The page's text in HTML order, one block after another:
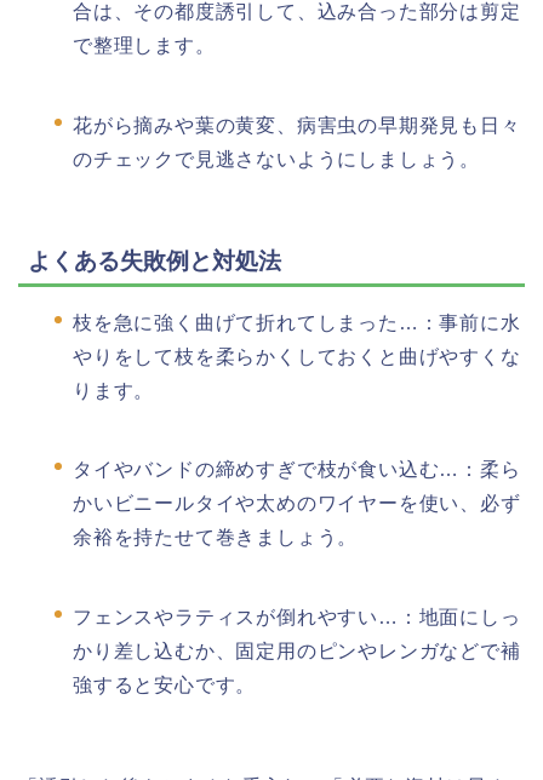
合は、その都度誘引して、込み合った部分は剪定
で整理します。
花がら摘みや葉の黄変、病害虫の早期発見も日々
のチェックで見逃さないようにしましょう。
よくある失敗例と対処法
枝を急に強く曲げて折れてしまった…：事前に水
やりをして枝を柔らかくしておくと曲げやすくな
ります。
タイやバンドの締めすぎで枝が食い込む…：柔ら
かいビニールタイや太めのワイヤーを使い、必ず
余裕を持たせて巻きましょう。
フェンスやラティスが倒れやすい…：地面にしっ
かり差し込むか、固定用のピンやレンガなどで補
強すると安心です。